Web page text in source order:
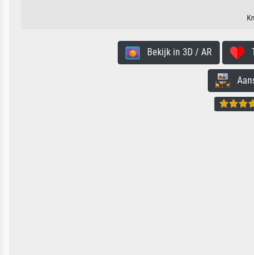
Bekijk in 3D / AR